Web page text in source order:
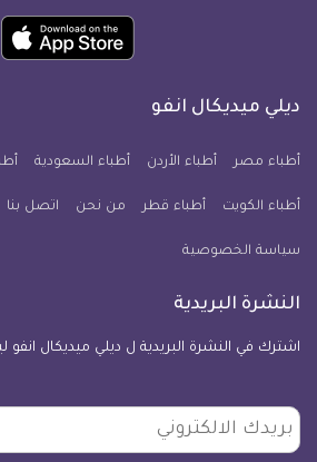
فيسبوكتويتر
ميديكال
يوتيوب
ميديكال
انفو
ميديكال
انفو
انفو
حمل
تطبيق
معلومة
للآيفون
ديلي ميديكال انفو
أطباء مصر أطباء الأردن أطباء السعودية
أطباء الكويت أطباء قطر من نحن اتصل بنا
سياسة الخصوصية
النشرة البريدية
اشترك في النشرة البريدية ل ديلي ميديكال
بريدك
الالكتروني